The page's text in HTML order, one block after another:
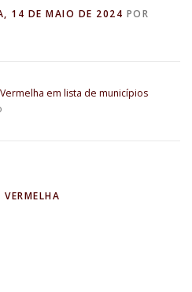
14 DE MAIO DE 2024 POR
em lista de municípios